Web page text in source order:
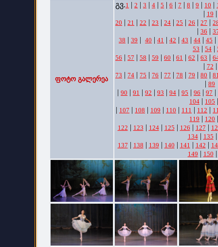
ფოტო გალერეა
გვ.1 | 2 | 3 | 4 | 5 | 6 | 7 | 8 | 9 | 10 |
| 19 |
20 | 21 | 22 | 23 | 24 | 25 | 26 | 27 |
| 36 |
38 | 39 | 40 | 41 | 42 | 43 | 44 | 45 |
53 | 54 |
56 | 57 | 58 | 59 | 60 | 61 | 62 | 63 |
| 72 |
73 | 74 | 75 | 76 | 77 | 78 | 79 | 80 |
| 89
| 90 | 91 | 92 | 93 | 94 | 95 | 96 | 97 |
104 | 105
| 107 | 108 | 109 | 110 | 111 | 112 |
119 | 120
122 | 123 | 124| 125 | 126 | 127 |
134| 135
137 | 138 | 139 | 140 | 141 | 142 |
149 | 150